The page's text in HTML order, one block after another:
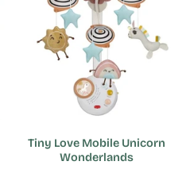
Tiny Love Mobile Unicorn
Wonderlands